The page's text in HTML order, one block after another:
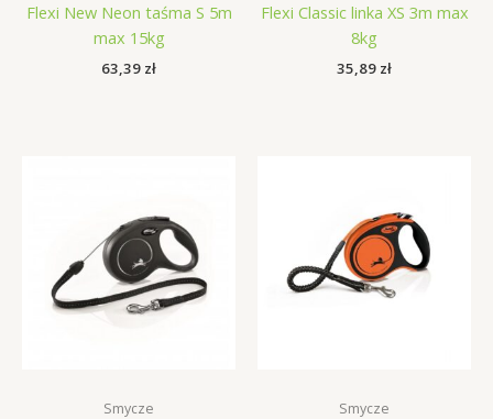
Flexi New Neon taśma S 5m
max 15kg
63,39 zł
Flexi Classic linka XS 3m max
8kg
35,89 zł
Smycze Smycze